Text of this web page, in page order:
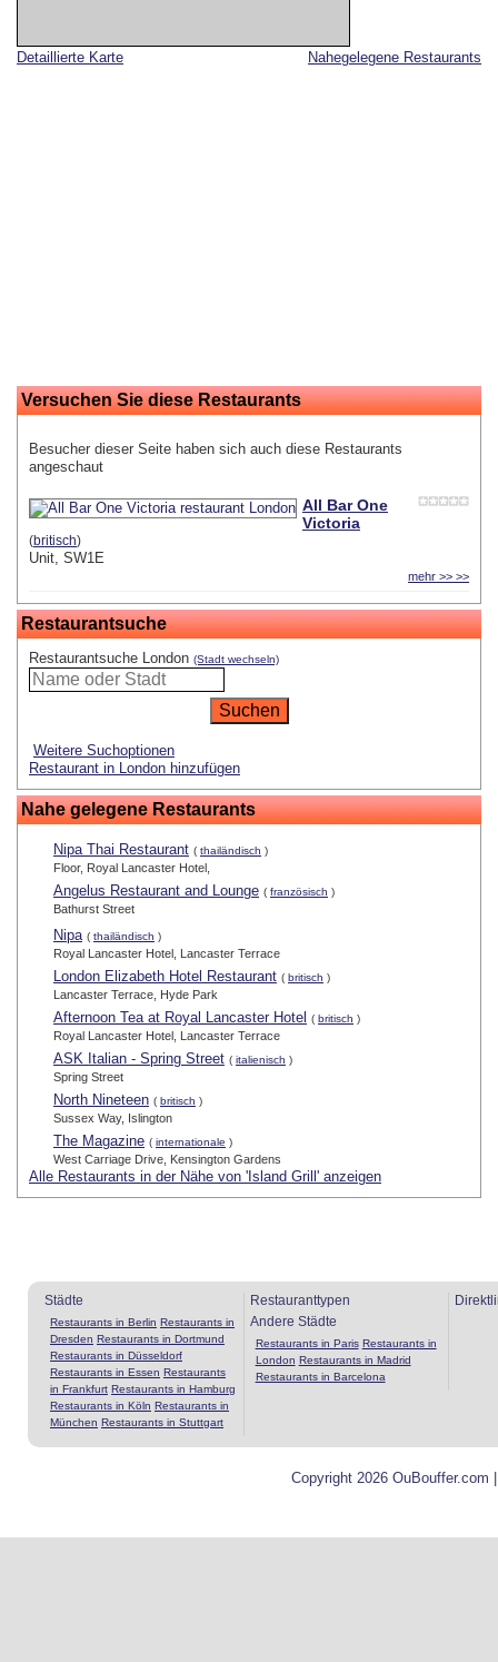
Nahegelegene Restaurants
Detaillierte Karte
Versuchen Sie diese Restaurants
Besucher dieser Seite haben sich auch diese Restaurants
angeschaut
All Bar One
Victoria
(britisch)
Unit, SW1E
mehr >> >>
Restaurantsuche
Restaurantsuche London (Stadt wechseln)
Weitere Suchoptionen
Restaurant in London hinzufügen
Nahe gelegene Restaurants
Nipa Thai Restaurant ( thailändisch )
Floor, Royal Lancaster Hotel,
Angelus Restaurant and Lounge ( französisch )
Bathurst Street
Nipa ( thailändisch )
Royal Lancaster Hotel, Lancaster Terrace
London Elizabeth Hotel Restaurant ( britisch )
Lancaster Terrace, Hyde Park
Afternoon Tea at Royal Lancaster Hotel ( britisch )
Royal Lancaster Hotel, Lancaster Terrace
ASK Italian - Spring Street ( italienisch )
Spring Street
North Nineteen ( britisch )
Sussex Way, Islington
The Magazine ( internationale )
West Carriage Drive, Kensington Gardens
Alle Restaurants in der Nähe von 'Island Grill' anzeigen
Städte
Restaurants in Berlin Restaurants in
Dresden Restaurants in Dortmund
Restaurants in Düsseldorf
Restaurants in Essen Restaurants
in Frankfurt Restaurants in Hamburg
Restaurants in Köln Restaurants in
München Restaurants in Stuttgart
Restauranttypen
Andere Städte
Restaurants in Paris Restaurants in
London Restaurants in Madrid
Restaurants in Barcelona
Copyright 2026 OuBouffer.com